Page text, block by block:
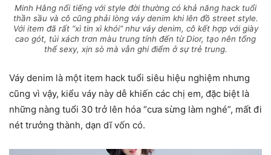
Minh Hằng nổi tiếng với style đời thường có khả năng hack tuổi
thần sầu và cô cũng phải lòng váy denim khi lên đồ street style.
Với item đã rất “xì tin xì khói” như váy denim, cô kết hợp với giày
cao gót, túi xách trơn màu trung tính đến từ Dior, tạo nên tổng
thể sexy, xịn sò mà vẫn ghi điểm ở sự trẻ trung.
Váy denim là một item hack tuổi siêu hiệu nghiệm nhưng
cũng vì vậy, kiểu váy này dễ khiến các chị em, đặc biệt là
những nàng tuổi 30 trở lên hóa “cưa sừng làm nghé”, mất đi
nét trưởng thành, dạn dĩ vốn có.